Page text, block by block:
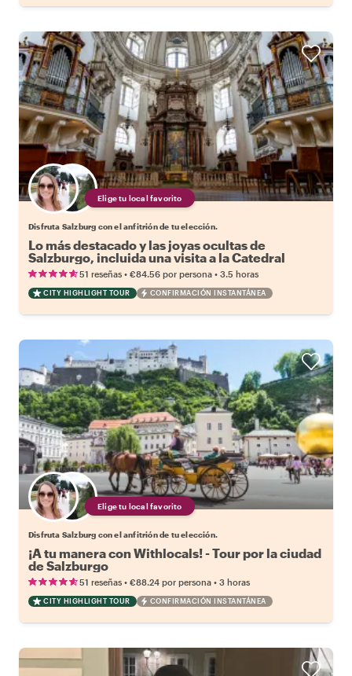
Elige tu local favorito
Disfruta Salzburg con el anfitrión de tu elección.
Lo más destacado y las joyas ocultas de
Salzburgo, incluida una visita a la Catedral
51 reseñas • €84.56 por persona • 3.5 horas
CITY HIGHLIGHT TOUR CONFIRMACIÓN INSTANTÁNEA
Elige tu local favorito
Disfruta Salzburg con el anfitrión de tu elección.
¡A tu manera con Withlocals! - Tour por la ciudad
de Salzburgo
51 reseñas • €88.24 por persona • 3 horas
CITY HIGHLIGHT TOUR CONFIRMACIÓN INSTANTÁNEA